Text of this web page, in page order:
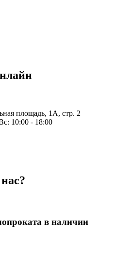
площадь, 1А, стр. 2
10:00 - 18:00
в наличии